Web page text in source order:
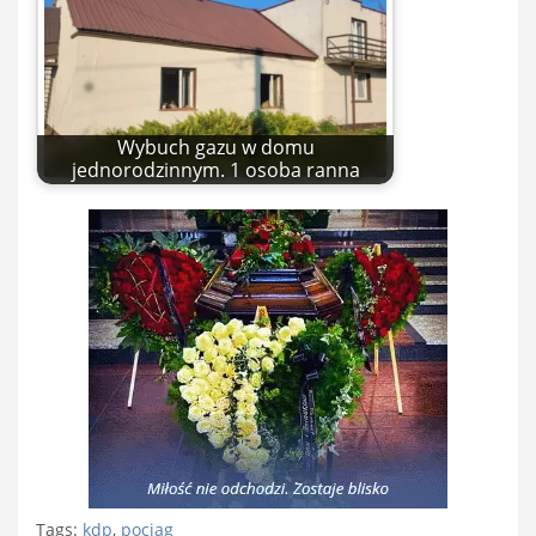
Wybuch gazu w domu
jednorodzinnym. 1 osoba ranna
Tags: kdp, pociąg